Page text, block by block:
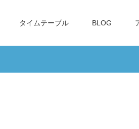
タイムテーブル BLOG